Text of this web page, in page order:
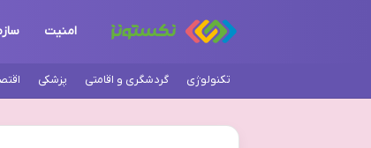
امنیت
تکنولوژی گردشگری و اقامتی پزشکی